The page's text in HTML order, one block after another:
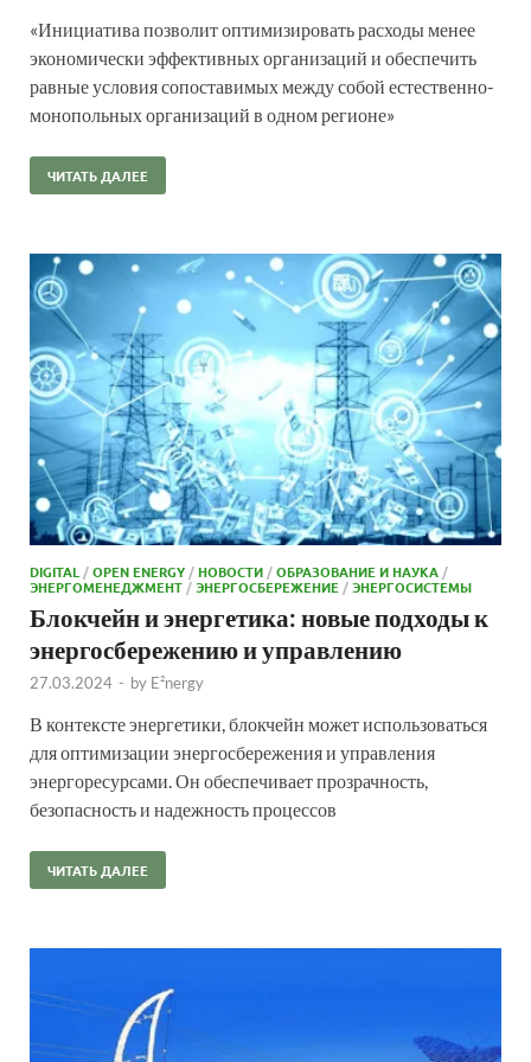
«Инициатива позволит оптимизировать расходы менее
экономически эффективных организаций и обеспечить
равные условия сопоставимых между собой естественно-
монопольных организаций в одном регионе»
ЧИТАТЬ ДАЛЕЕ
DIGITAL/OPEN ENERGY/НОВОСТИ/ОБРАЗОВАНИЕ И НАУКА/
ЭНЕРГОМЕНЕДЖМЕНТ/ЭНЕРГОСБЕРЕЖЕНИЕ/ЭНЕРГОСИСТЕМЫ
Блокчейн и энергетика: новые подходы к
энергосбережению и управлению
27.03.2024 - by E²nergy
В контексте энергетики, блокчейн может использоваться
для оптимизации энергосбережения и управления
энергоресурсами. Он обеспечивает прозрачность,
безопасность и надежность процессов
ЧИТАТЬ ДАЛЕЕ